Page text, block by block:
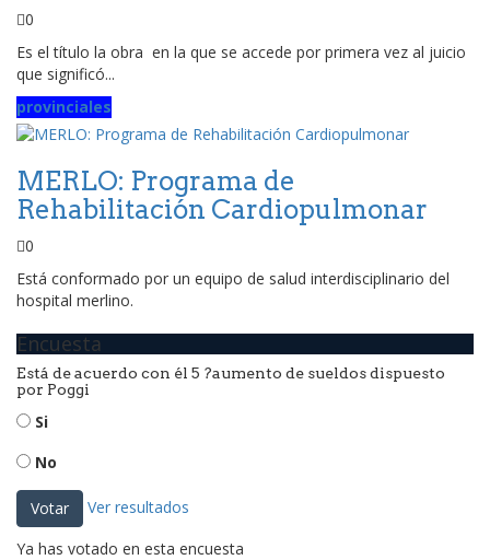
0
Es el título la obra en la que se accede por primera vez al juicio
que significó...
provinciales
MERLO: Programa de
Rehabilitación Cardiopulmonar
0
Está conformado por un equipo de salud interdisciplinario del
hospital merlino.
Encuesta
Está de acuerdo con él 5 ?aumento de sueldos dispuesto
por Poggi
Si
No
Votar Ver resultados
Ya has votado en esta encuesta